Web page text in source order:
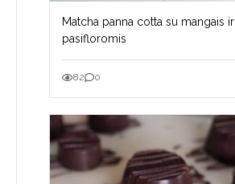
Matcha panna cotta su mangais ir
pasifloromis
82 0